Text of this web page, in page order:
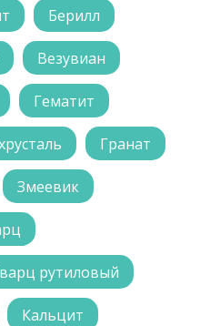
Берилл
Везувиан
Гематит
Гранат
Змеевик
рутиловый
Кальцит